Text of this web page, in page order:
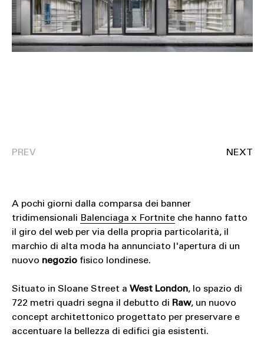
TECH
TRAVEL
A pochi giorni dalla comparsa dei banner
tridimensionali Balenciaga x Fortniteche hanno fatto
il giro del web per via della propria particolarità, il
marchio di alta moda ha annunciato l'apertura di un
nuovo negoziofisico londinese.
Situato in Sloane Street a West London, lo spazio di
722 metri quadri segna il debutto di Raw, un nuovo
concept architettonico progettato per preservare e
accentuare la bellezza di edifici gia esistenti.